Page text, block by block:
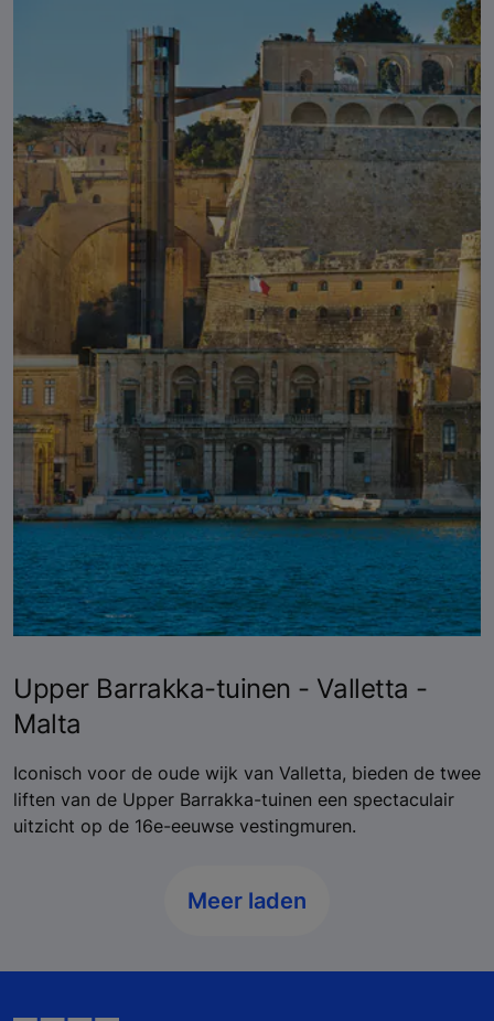
Upper Barrakka-tuinen - Valletta -
Malta
Iconisch voor de oude wijk van Valletta, bieden de twee
liften van de Upper Barrakka-tuinen een spectaculair
uitzicht op de 16e-eeuwse vestingmuren.
Meer laden